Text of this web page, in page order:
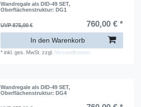
Wandregale als DID-49 SET,
Oberflächenstruktur: DG1
UVP 875,00 € 760,00 € *
In den Warenkorb
*inkl. ges. MwSt. zzgl.Versandkosten
Wandregale als DID-49 SET,
Oberflächenstruktur: DG4